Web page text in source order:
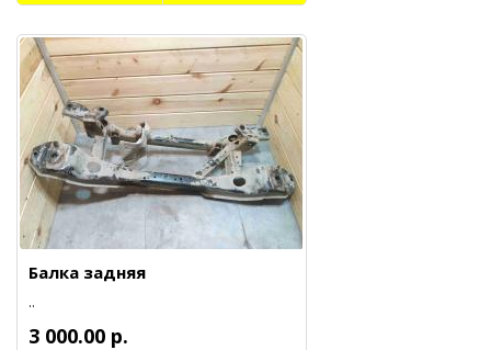
Балка задняя
..
3 000.00 р.